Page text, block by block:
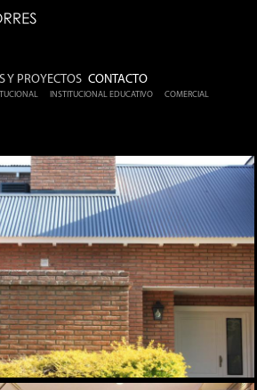
Y PROYECTOS CONTACTO
INSTITUCIONAL EDUCATIVO
COMERCIAL